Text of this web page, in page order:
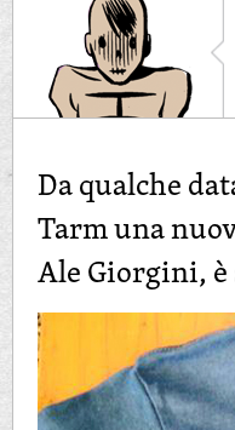
Da qualche
Tarm una
Ale Giorgini, è